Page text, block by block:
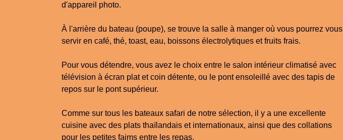
d'appareil photo.
À l'arrière du bateau (poupe), se trouve la salle à manger où vous pourrez vous
servir en café, thé, toast, eau, boissons électrolytiques et fruits frais.
Pour vous détendre, vous avez le choix entre le salon intérieur climatisé avec
télévision à écran plat et coin détente, ou le pont ensoleillé avec des tapis de
repos sur le pont supérieur.
Comme sur tous les bateaux safari de notre sélection, il y a une excellente
cuisine avec des plats thaïlandais et internationaux, ainsi que des collations
pour les petites faims entre les repas.